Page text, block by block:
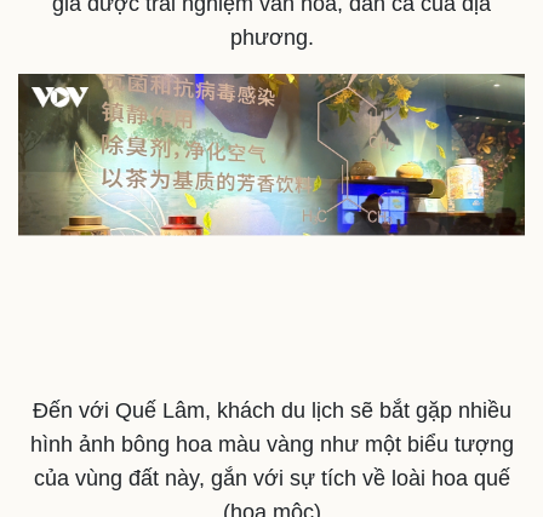
phương.
Đến với Quế Lâm, khách du lịch sẽ bắt gặp nhiều
hình ảnh bông hoa màu vàng như một biểu tượng
của vùng đất này, gắn với sự tích về loài hoa quế